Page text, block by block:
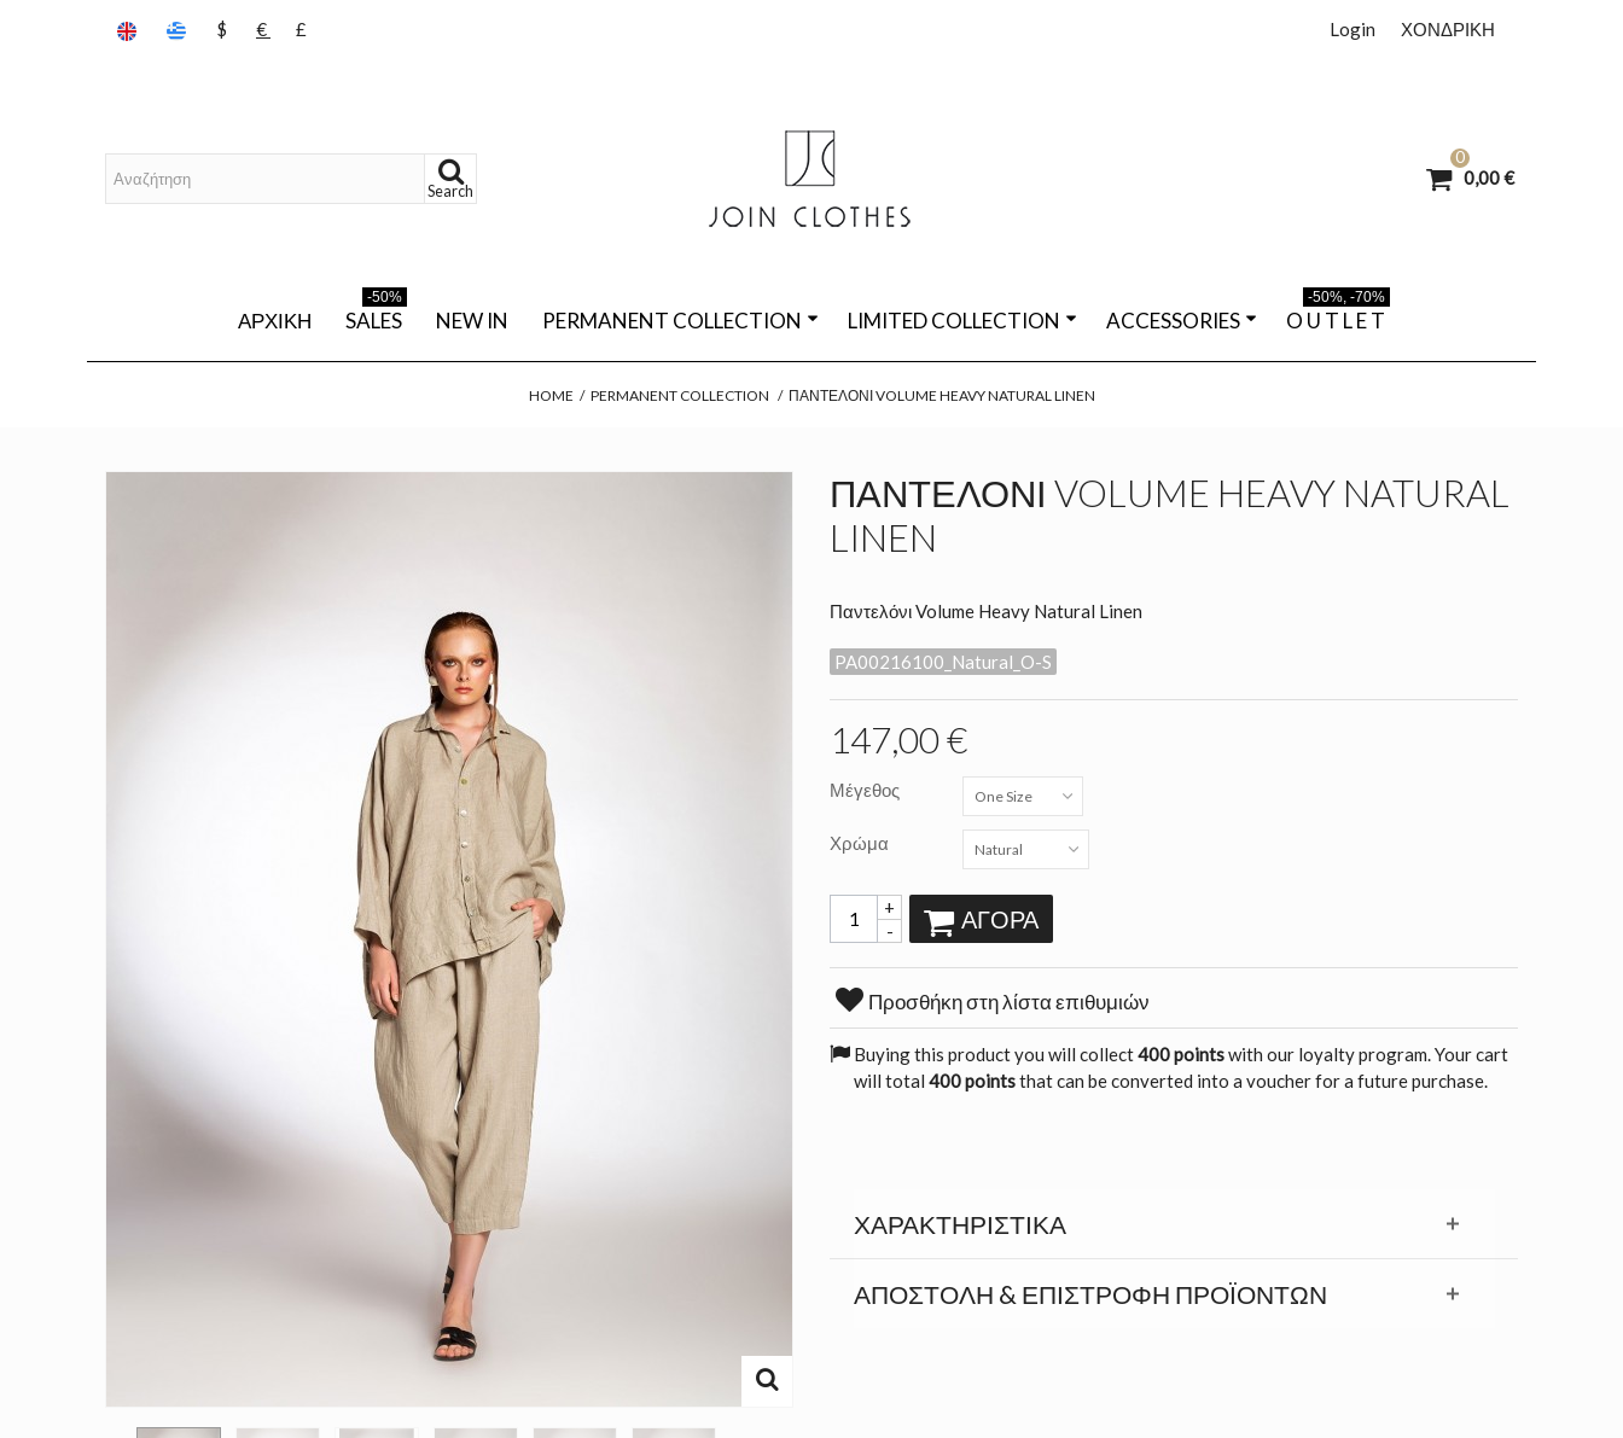
ΧΟΝΔΡΙΚΗ
Login
$ € £
Search
0
0,00 €
ΑΡΧΙΚΉ SALES
-50%
NEW IN PERMANENT COLLECTION LIMITED COLLECTION ACCESSORIES O U T L E T
-50%, -70%
HOME / PERMANENT COLLECTION / ΠΑΝΤΕΛΌΝΙ VOLUME HEAVY NATURAL LINEN
ΠΑΝΤΕΛΌΝΙ VOLUME HEAVY NATURAL
LINEN
Παντελόνι Volume Heavy Natural Linen
PA00216100_Natural_O-S
147,00 €
Μέγεθος One Size
Χρώμα Natural
-
+ ΑΓΟΡΆ
Προσθήκη στη λίστα επιθυμιών
Buying this product you will collect400 pointswith our loyalty program. Your cart
will total 400 pointsthat can be converted into a voucher for a future purchase.
ΧΑΡΑΚΤΗΡΙΣΤΙΚΆ
ΑΠΟΣΤΟΛΉ & ΕΠΙΣΤΡΟΦΉ ΠΡΟΪΟΝΤΩΝ